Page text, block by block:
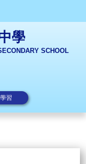
學
SCHOOL
習